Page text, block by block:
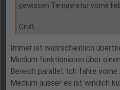
gewissen Temperatur vorne
Gruß
Immer ist wahrscheinlich
Medium funktionieren über
Bereich parallel. Ich fahre
Medium ausser es ist wirklich